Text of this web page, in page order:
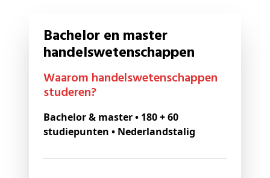
Bachelor en master
handelswetenschappen
Waarom handelswetenschappen
studeren?
Bachelor & master • 180 + 60
studiepunten • Nederlandstalig